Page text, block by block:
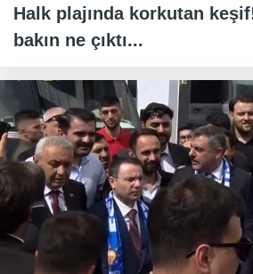
Halk plajında korkutan
bakın ne çıktı...